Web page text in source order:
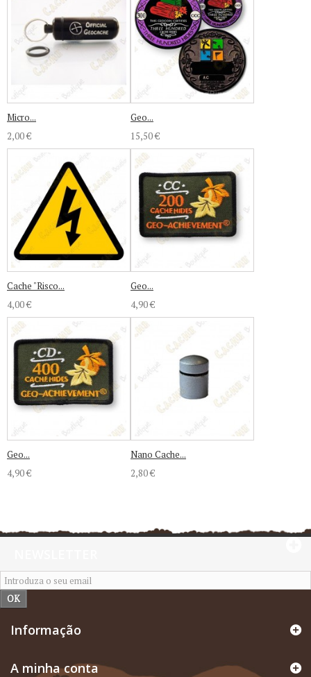
Micro...
2,00 €
Geo...
15,50 €
Cache "Risco...
4,00 €
Geo...
4,90 €
Geo...
4,90 €
Nano Cache...
2,80 €
OK
Informação
A minha conta